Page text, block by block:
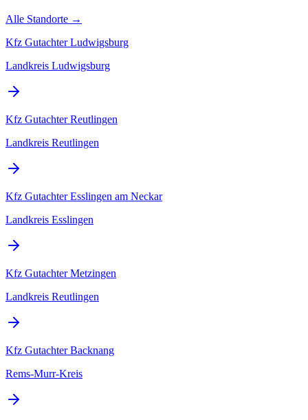
Alle Standorte →
Kfz GutachterLudwigsburg
Landkreis Ludwigsburg
Kfz GutachterReutlingen
Landkreis Reutlingen
Kfz GutachterEsslingen am Neckar
Landkreis Esslingen
Kfz GutachterMetzingen
Landkreis Reutlingen
Kfz GutachterBacknang
Rems-Murr-Kreis